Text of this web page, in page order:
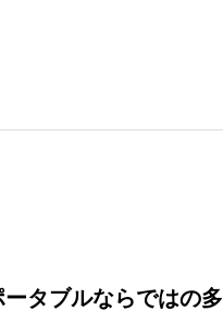
タブルならではの多